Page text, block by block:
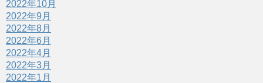
2022年10月
2022年9月
2022年8月
2022年6月
2022年4月
2022年3月
2022年1月